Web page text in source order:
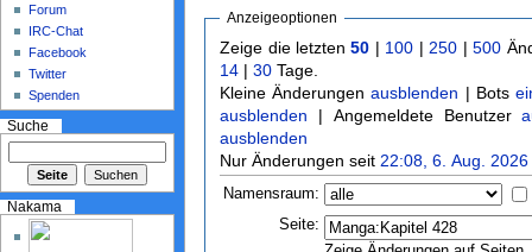
Anzeigeoptionen
Zeige die letzten50 | 100 | 250 |500
14 |30 Tage.
Kleine Änderungenausblenden | Bots
ausblenden | Angemeldete Benutzer
ausblenden
Nur Änderungen seit 22:08, 6. Aug. 2026
Namensraum:
Seite:
Forum
IRC-Chat
Facebook
Twitter
Spenden
Suche
Nakama